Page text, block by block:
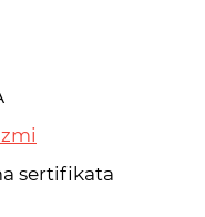
sertifikata